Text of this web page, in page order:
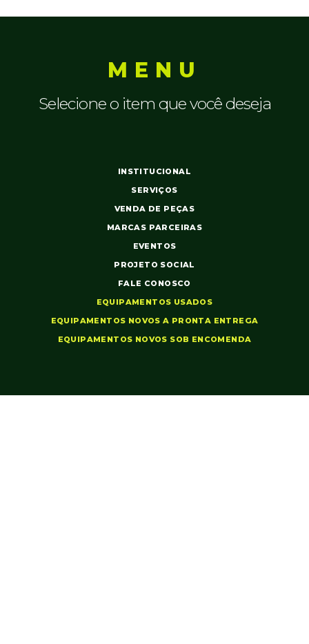
MENU
Selecione o item que você deseja
INSTITUCIONAL
SERVIÇOS
VENDA DE PEÇAS
MARCAS PARCEIRAS
EVENTOS
PROJETO SOCIAL
FALE CONOSCO
EQUIPAMENTOS USADOS
EQUIPAMENTOS NOVOS A PRONTA ENTREGA
EQUIPAMENTOS NOVOS SOB ENCOMENDA